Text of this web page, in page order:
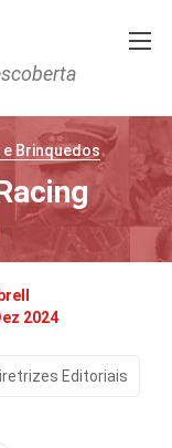
Brinquedos
2024
Editoriais